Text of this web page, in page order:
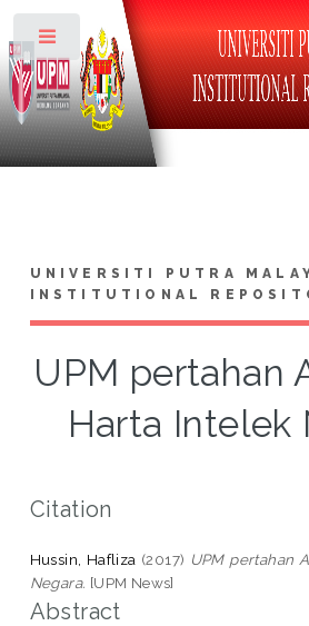
UNIVERSITI PUTRA
INSTITUTIONAL
UPM pertahan
Harta Intelek
Citation
Hussin, Hafliza (2017) UPM pertahan
Negara. [UPM News]
Abstract
Toggle